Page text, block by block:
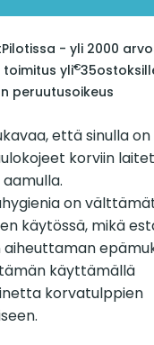
- yli 2000
toimitus yli€35
peruutusoikeus
että sinulla
korviin
on
käytössä, mikä
käyttämällä
korvatulppien